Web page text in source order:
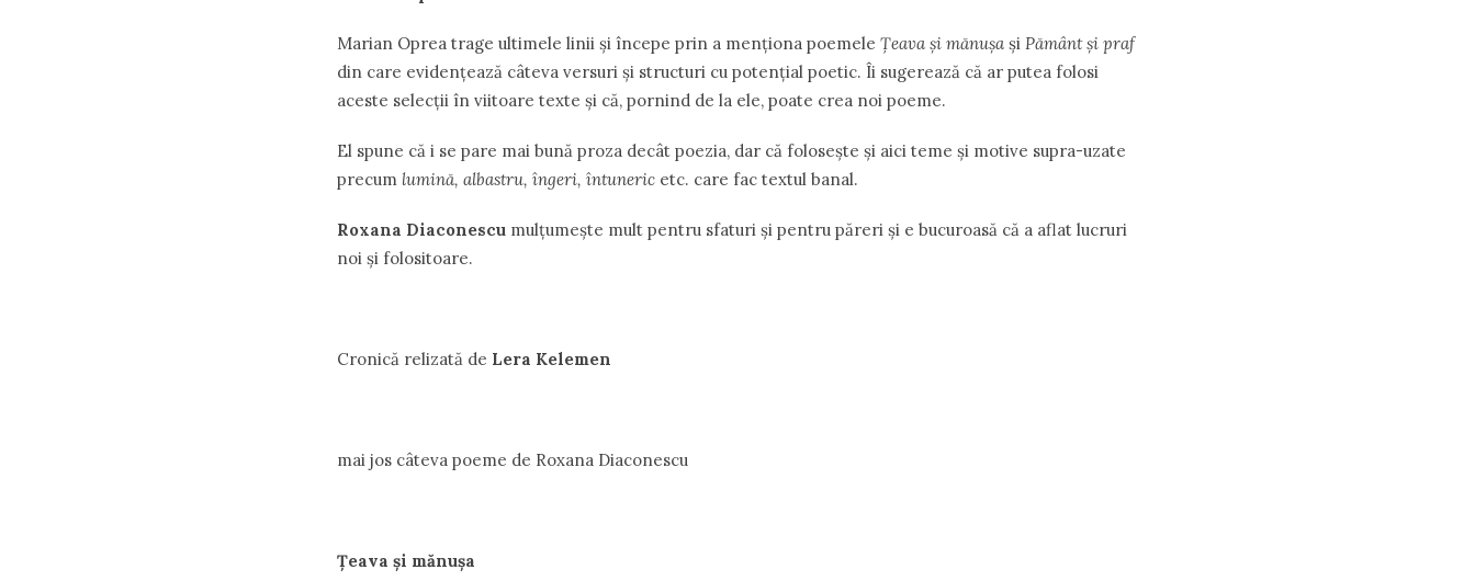
Marian Oprea trage ultimele linii şi începe prin a menţiona poemele Ţeava şi mănuşa şi Pământ şi praf
din care evidenţează câteva versuri şi structuri cu potenţial poetic. Îi sugerează că ar putea folosi
aceste selecţii în viitoare texte şi că, pornind de la ele, poate crea noi poeme.
El spune că i se pare mai bună proza decât poezia, dar că foloseşte şi aici teme şi motive supra-uzate
precum lumină, albastru, îngeri, întuneric etc. care fac textul banal.
Roxana Diaconescu mulţumeşte mult pentru sfaturi şi pentru păreri şi e bucuroasă că a aflat lucruri
noi şi folositoare.
Cronică relizată de Lera Kelemen
mai jos câteva poeme de Roxana Diaconescu
Ţeava şi mănuşa